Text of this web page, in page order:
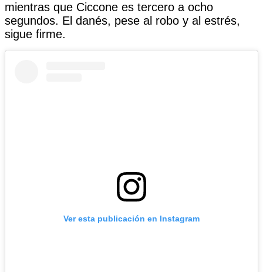
mientras que Ciccone es tercero a ocho
segundos. El danés, pese al robo y al estrés,
sigue firme.
Ver esta publicación en Instagram